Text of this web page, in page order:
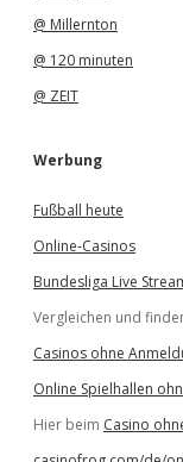
@ Millernton
@ 120 minuten
@ ZEIT
Werbung
Fußball heute
Online-Casinos
Bundesliga Live
Vergleichen und
Casinos ohne
Online Spielhallen
Hier beim Casino